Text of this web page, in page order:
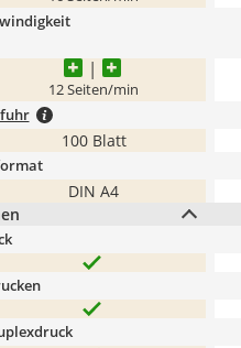
12 Seiten/min
100 Blatt
DIN A4